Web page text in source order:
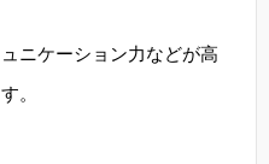
ニケーション力などが高
。